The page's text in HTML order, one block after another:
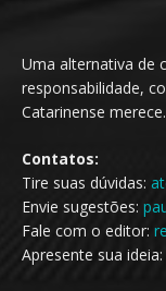
Uma alternativa de
responsabilidade,
Catarinense
Contatos:
Tire suas dúvidas:
Envie sugestões:
Fale com o editor:
Apresente sua ideia: